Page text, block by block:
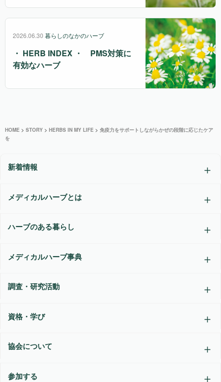
2026.06.30 暮らしのなかのハーブ
・ HERB INDEX ・ PMS対策に
有効なハーブ
HOME > STORY > HERBS IN MY LIFE > 免疫力をサポートしながらかぜの段階に応じたケア
を
新着情報
メディカルハーブとは
ハーブのある暮らし
メディカルハーブ事典
調査・研究活動
資格・学び
協会について
参加する